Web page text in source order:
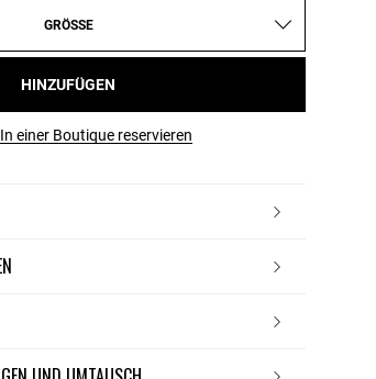
GRÖSSE
HINZUFÜGEN
In einer Boutique reservieren